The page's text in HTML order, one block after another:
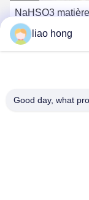
NaHSO3
premières
abordables
Causez
liao hong
Good day, what